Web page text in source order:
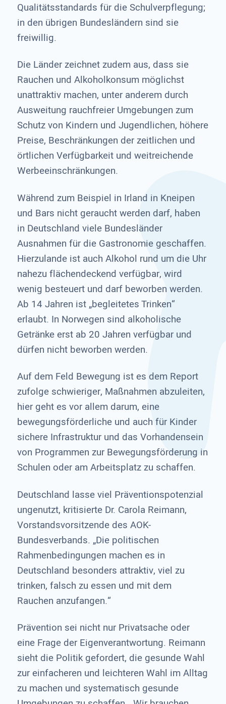
Qualitätsstandards für die Schulverpflegung;
in den übrigen Bundesländern sind sie
freiwillig.
Die Länder zeichnet zudem aus, dass sie
Rauchen und Alkoholkonsum möglichst
unattraktiv machen, unter anderem durch
Ausweitung rauchfreier Umgebungen zum
Schutz von Kindern und Jugendlichen, höhere
Preise, Beschränkungen der zeitlichen und
örtlichen Verfügbarkeit und weitreichende
Werbeeinschränkungen.
Während zum Beispiel in Irland in Kneipen
und Bars nicht geraucht werden darf, haben
in Deutschland viele Bundesländer
Ausnahmen für die Gastronomie geschaffen.
Hierzulande ist auch Alkohol rund um die Uhr
nahezu flächendeckend verfügbar, wird
wenig besteuert und darf beworben werden.
Ab 14 Jahren ist „begleitetes Trinken“
erlaubt. In Norwegen sind alkoholische
Getränke erst ab 20 Jahren verfügbar und
dürfen nicht beworben werden.
Auf dem Feld Bewegung ist es dem Report
zufolge schwieriger, Maßnahmen abzuleiten,
hier geht es vor allem darum, eine
bewegungsförderliche und auch für Kinder
sichere Infrastruktur und das Vorhandensein
von Programmen zur Bewegungsförderung in
Schulen oder am Arbeitsplatz zu schaffen.
Deutschland lasse viel Präventionspotenzial
ungenutzt, kritisierte Dr. Carola Reimann,
Vorstandsvorsitzende des AOK-
Bundesverbands. „Die politischen
Rahmenbedingungen machen es in
Deutschland besonders attraktiv, viel zu
trinken, falsch zu essen und mit dem
Rauchen anzufangen.“
Prävention sei nicht nur Privatsache oder
eine Frage der Eigenverantwortung. Reimann
sieht die Politik gefordert, die gesunde Wahl
zur einfacheren und leichteren Wahl im Alltag
zu machen und systematisch gesunde